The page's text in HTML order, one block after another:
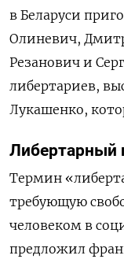
в Беларуси
Олиневич,
Резанович и
либертариев,
Лукашенко,
Либертарный
Термин
требующую
человеком в
предложил